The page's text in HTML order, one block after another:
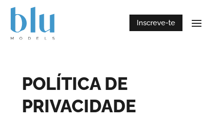
Inscreve-te
POLÍTICA DE
PRIVACIDADE